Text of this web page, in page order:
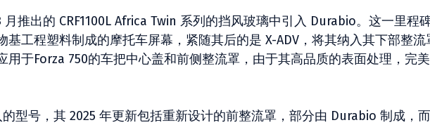
推出的 CRF1100L Africa Twin 系列的挡风玻璃中引入 Durabio。这一里程
基工程塑料制成的摩托车屏幕，紧随其后的是 X-ADV，将其纳入其下部整流
用于Forza 750的车把中心盖和前侧整流罩，由于其高品质的表面处理，完
的型号，其 2025 年更新包括重新设计的前整流罩，部分由 Durabio 制成，